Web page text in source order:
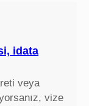
idata
veya
vize